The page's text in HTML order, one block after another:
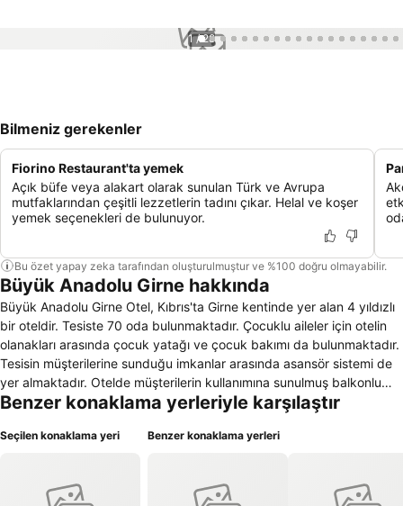
1 / 28
Bilmeniz gerekenler
Fiorino Restaurant'ta yemek
Açık büfe veya alakart olarak sunulan Türk ve Avrupa
mutfaklarından çeşitli lezzetlerin tadını çıkar. Helal ve koşer
yemek seçenekleri de bulunuyor.
Bu özet yapay zeka tarafından oluşturulmuştur ve %100 doğru olmayabilir.
Büyük Anadolu Girne hakkında
Büyük Anadolu Girne Otel, Kıbrıs'ta Girne kentinde yer alan 4 yıldızlı
bir oteldir. Tesiste 70 oda bulunmaktadır. Çocuklu aileler için otelin
olanakları arasında çocuk yatağı ve çocuk bakımı da bulunmaktadır.
Tesisin müşterilerine sunduğu imkanlar arasında asansör sistemi de
yer almaktadır. Otelde müşterilerin kullanımına sunulmuş balkonlu
odalar veya teraslı odalar mevcuttur. Yüzmekten hoşlanan konuklar
konukların bilgi alabilecekleri danışma da yer almaktadır. Otelde
de bulunmaktadır. Otel müşterileri ücretsiz kablosuz internet
Benzer konaklama yerleriyle karşılaştır
Seçilen konaklama yeri Benzer konaklama yerleri